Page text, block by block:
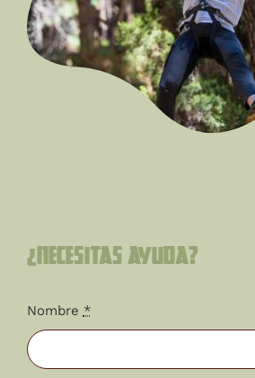
¿Necesitas ayuda?
Nombre *